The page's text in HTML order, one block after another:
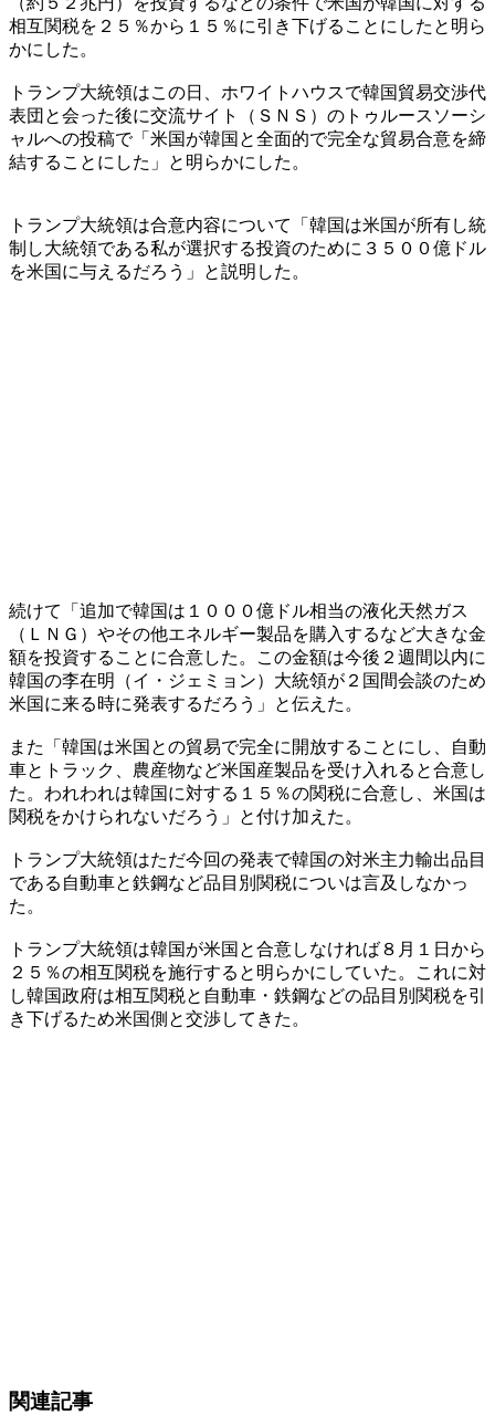
相互関税を２５％から１５％に引き下げることにしたと明ら
かにした。
トランプ大統領はこの日、ホワイトハウスで韓国貿易交渉代
表団と会った後に交流サイト（ＳＮＳ）のトゥルースソーシ
ャルへの投稿で「米国が韓国と全面的で完全な貿易合意を締
結することにした」と明らかにした。
トランプ大統領は合意内容について「韓国は米国が所有し統
制し大統領である私が選択する投資のために３５００億ドル
を米国に与えるだろう」と説明した。
続けて「追加で韓国は１０００億ドル相当の液化天然ガス
（ＬＮＧ）やその他エネルギー製品を購入するなど大きな金
額を投資することに合意した。この金額は今後２週間以内に
韓国の李在明（イ・ジェミョン）大統領が２国間会談のため
米国に来る時に発表するだろう」と伝えた。
また「韓国は米国との貿易で完全に開放することにし、自動
車とトラック、農産物など米国産製品を受け入れると合意し
た。われわれは韓国に対する１５％の関税に合意し、米国は
関税をかけられないだろう」と付け加えた。
トランプ大統領はただ今回の発表で韓国の対米主力輸出品目
である自動車と鉄鋼など品目別関税についは言及しなかっ
た。
トランプ大統領は韓国が米国と合意しなければ８月１日から
２５％の相互関税を施行すると明らかにしていた。これに対
し韓国政府は相互関税と自動車・鉄鋼などの品目別関税を引
き下げるため米国側と交渉してきた。
関連記事